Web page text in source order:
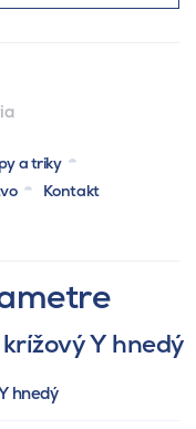
a triky
Kontakt
Y hnedý
hnedý